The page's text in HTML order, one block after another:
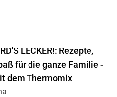
LECKER!: Rezepte,
für die ganze Familie -
dem Thermomix